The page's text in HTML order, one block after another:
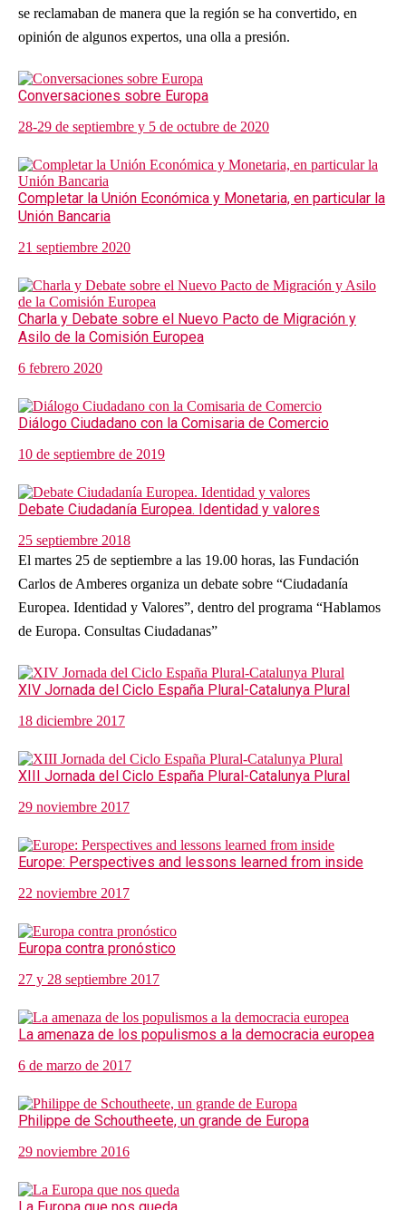
se reclamaban de manera que la región se ha convertido, en
opinión de algunos expertos, una olla a presión.
Conversaciones sobre Europa
28-29 de septiembre y 5 de octubre de 2020
Completar la Unión Económica y Monetaria, en particular la
Unión Bancaria
21 septiembre 2020
Charla y Debate sobre el Nuevo Pacto de Migración y
Asilo de la Comisión Europea
6 febrero 2020
Diálogo Ciudadano con la Comisaria de Comercio
10 de septiembre de 2019
Debate Ciudadanía Europea. Identidad y valores
25 septiembre 2018
El martes 25 de septiembre a las 19.00 horas, las Fundación
Carlos de Amberes organiza un debate sobre “Ciudadanía
Europea. Identidad y Valores”, dentro del programa “Hablamos
de Europa. Consultas Ciudadanas”
XIV Jornada del Ciclo España Plural-Catalunya Plural
18 diciembre 2017
XIII Jornada del Ciclo España Plural-Catalunya Plural
29 noviembre 2017
Europe: Perspectives and lessons learned from inside
22 noviembre 2017
Europa contra pronóstico
27 y 28 septiembre 2017
La amenaza de los populismos a la democracia europea
6 de marzo de 2017
Philippe de Schoutheete, un grande de Europa
29 noviembre 2016